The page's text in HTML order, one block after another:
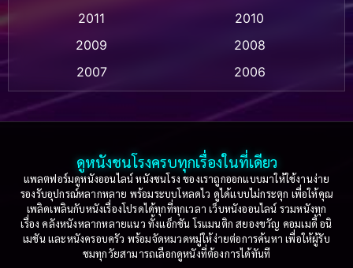
Based on a True Story เรื่องจริง(77)
Based on Novel(16)
Betrayal(1)
Biography(3)
2011
2010
2009
2008
2007
2006
2005
2004
2003
2002
2001
2000
1999
1998
1997
1996
1995
1994
1993
1992
ดูหนังชนโรงครบทุกเรื่องในที่เดียว
แพลตฟอร์มดูหนังออนไลน์ หนังชนโรง ของเราถูกออกแบบมาให้ใช้งานง่าย
รองรับอุปกรณ์หลากหลาย พร้อมระบบโหลดไว ดูได้แบบไม่กระตุก เพื่อให้คุณ
เพลิดเพลินกับหนังเรื่องโปรดได้ทุกที่ทุกเวลา เว็บหนังออนไลน์ รวมหนังทุก
เรื่อง คลังหนังหลากหลายแนว ทั้งแอ็กชัน โรแมนติก สยองขวัญ คอมเมดี้ อนิ
เมชัน และหนังครอบครัว พร้อมจัดหมวดหมู่ให้ง่ายต่อการค้นหา เพื่อให้ผู้รับ
ชมทุกวัยสามารถเลือกดูหนังที่ต้องการได้ทันที